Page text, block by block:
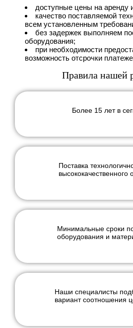
доступные цены на аренду
качество поставляемой
всем установленным
без задержек выполняем
оборудования;
при необходимости
возможность отсрочки
Правила нашей
Более 15 лет в
Поставка
высококачественного
Минимальные сроки
оборудования и
Наши специалисты
вариант соотношения